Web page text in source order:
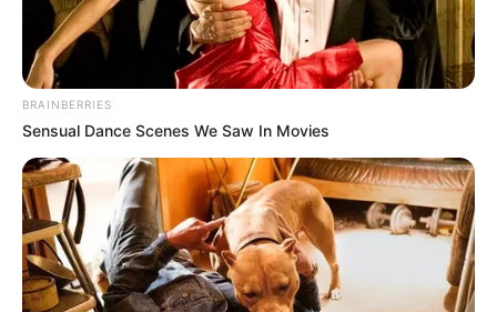
Fonte: blogdatiapaula
Outra opção simples e barata é decorar garrafas
de água mineral com adesivos personalizados. As
etiquetas podem ser feitas por qualquer pessoa
com conhecimentos básicos em editores de texto
e de imagem.
BRAINBERRIES
Sensual Dance Scenes We Saw In Movies